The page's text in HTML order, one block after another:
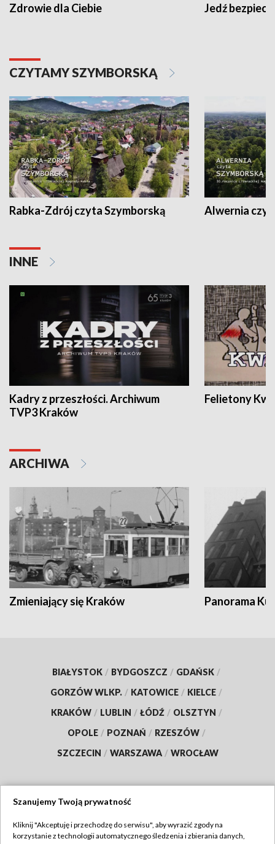
Zdrowie dla Ciebie Jedź
CZYTAMY SZYMBORSKĄ
Rabka-Zdrój czyta Szymborską Alwernia
INNE
Kadry z przeszłości. Archiwum
TVP3 Kraków
Felietony
ARCHIWA
Zmieniający się Kraków Panorama
BIAŁYSTOK / BYDGOSZCZ / GDAŃSK /
GORZÓW WLKP. / KATOWICE / KIELCE /
KRAKÓW / LUBLIN / ŁÓDŹ / OLSZTYN /
OPOLE / POZNAŃ / RZESZÓW /
SZCZECIN / WARSZAWA / WROCŁAW
TVP
Szanujemy Twoją prywatność
Kliknij "Akceptuję i przechodzę do serwisu", aby wyrazić zgody na
korzystanie z technologii automatycznego śledzenia i zbierania danych,